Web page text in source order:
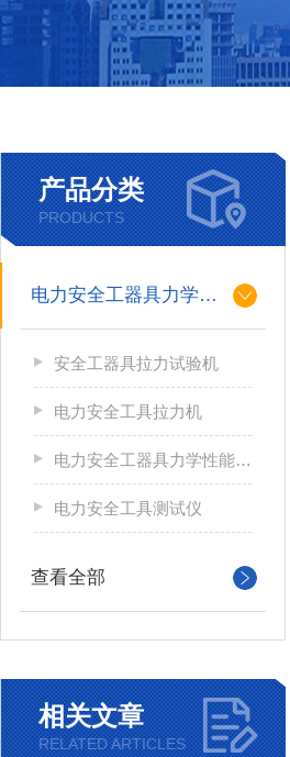
产品分类
PRODUCTS
电力安全工器具力学性能试验机
安全工器具拉力试验机
电力安全工具拉力机
电力安全工器具力学性能试验机
电力安全工具测试仪
查看全部
相关文章
RELATED ARTICLES